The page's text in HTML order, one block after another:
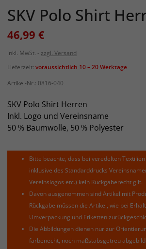
SKV Polo Shirt
46,99 €
inkl. MwSt.
zzgl. Versand
Lieferzeit: voraussichtlich 10 – 20 Werktage
Artikel-Nr.: 0816-040
SKV Polo Shirt Herren
Inkl. Logo und Vereinsname
50 % Baumwolle, 50 % Polyester
Bitte beachte, dass bei veredelten
inklusive des Standarddrucks
Vereinslogos etc.) kein Rückgaberecht gilt.
Davon ausgenommen sind Artikel mit
Rückgabe müssen die Artikel, wie bei
Umverpackung und Etiketten
Die Abbildungen dienen nur zur
farbenecht, noch maßstabsgetreu